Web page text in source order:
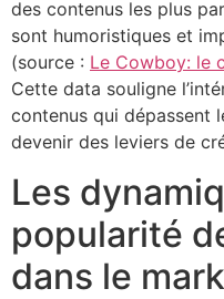
des contenus les plus
sont humoristiques et
(source : Le Cowboy: le
Cette data souligne
contenus qui dépassent
devenir des leviers de
Les
popularité
dans le